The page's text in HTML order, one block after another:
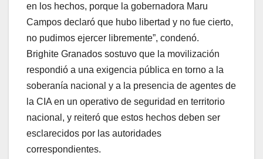
en los hechos, porque la gobernadora Maru
Campos declaró que hubo libertad y no fue cierto,
no pudimos ejercer libremente”, condenó.
Brighite Granados sostuvo que la movilización
respondió a una exigencia pública en torno a la
soberanía nacional y a la presencia de agentes de
la CIA en un operativo de seguridad en territorio
nacional, y reiteró que estos hechos deben ser
esclarecidos por las autoridades
correspondientes.